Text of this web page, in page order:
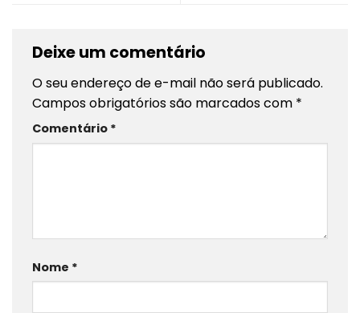
Deixe um comentário
O seu endereço de e-mail não será publicado.
Campos obrigatórios são marcados com *
Comentário *
Nome *